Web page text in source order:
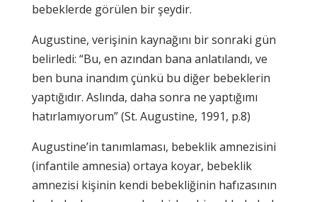
bebeklerde görülen bir şeydir.
Augustine, verişinin kaynağını bir sonraki gün
belirledi: “Bu, en azından bana anlatılandı, ve
ben buna inandım çünkü bu diğer bebeklerin
yaptığıdır. Aslında, daha sonra ne yaptığımı
hatırlamıyorum” (St. Augustine, 1991, p.8)
Augustine’in tanımlaması, bebeklik amnezisini
(infantile amnesia) ortaya koyar, bebeklik
amnezisi kişinin kendi bebekliğinin hafızasının